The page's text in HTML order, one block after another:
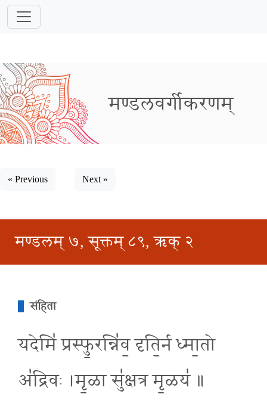
मण्डलवर्गीकरणम्
« Previous Next »
मण्डलम् ७, सूक्तम् ८९, ऋक् २
संहिता
यदेमि॑ प्रस्फु॒रन्नि॑व॒ दृति॒र्न ध्मा॒तो
अ॑द्रिवः ।मृ॒ळा सु॑क्षत्र मृ॒ळय॑ ॥